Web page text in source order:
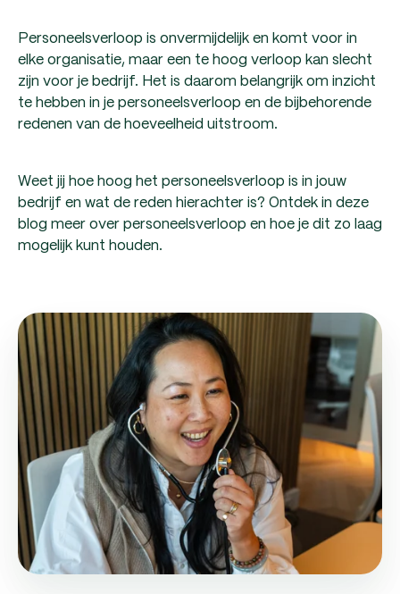
Personeelsverloop is onvermijdelijk en komt voor in
elke organisatie, maar een te hoog verloop kan slecht
zijn voor je bedrijf. Het is daarom belangrijk om inzicht
te hebben in je personeelsverloop en de bijbehorende
redenen van de hoeveelheid uitstroom.
Weet jij hoe hoog het personeelsverloop is in jouw
bedrijf en wat de reden hierachter is? Ontdek in deze
blog meer over personeelsverloop en hoe je dit zo laag
mogelijk kunt houden.